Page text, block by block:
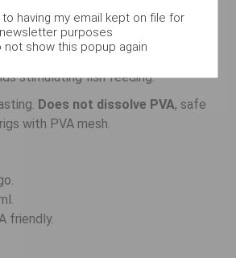
DIP – Mango (90 ml)
bait boosting (boilies, pellets,
sweet
Mango
aroma and a rich
stimulating fish feeding.
Does not dissolve PVA, safe
with PVA mesh.
friendly.
having my email kept on file for
newsletter purposes
not show this popup again